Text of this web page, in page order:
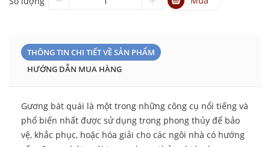
THÔNG TIN CHI TIẾT VỀ SẢN PHẨM
HƯỚNG DẪN MUA HÀNG
Gương bát quái là một trong những công cụ nổi tiếng và
phổ biến nhất được sử dụng trong phong thủy để bảo
vệ, khắc phục, hoặc hóa giải cho các ngôi nhà có hướng